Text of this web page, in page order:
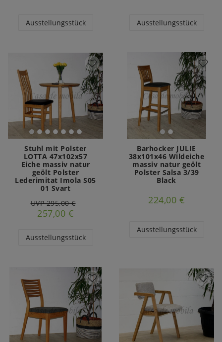
Ausstellungsstück Ausstellungsstück
Stuhl mit Polster
LOTTA 47x102x57
Eiche massiv natur
geölt Polster
Lederimitat Imola S05
01 Svart
UVP 295,00 €
257,00 €
Ausstellungsstück
Barhocker JULIE
38x101x46 Wildeiche
massiv natur geölt
Polster Salsa 3/39
Black
224,00 €
Ausstellungsstück